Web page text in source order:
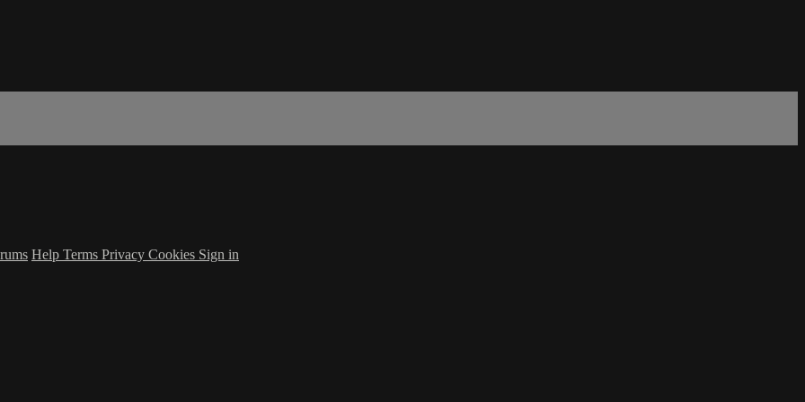
Help Terms Privacy Cookies Sign in